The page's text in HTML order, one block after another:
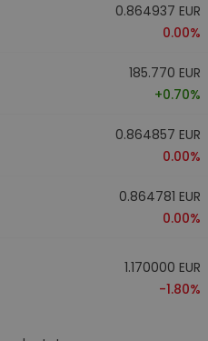
0.864937 EUR
0.00%
185.770 EUR
+0.70%
0.864857 EUR
0.00%
0.864781 EUR
0.00%
1.170000 EUR
-1.80%